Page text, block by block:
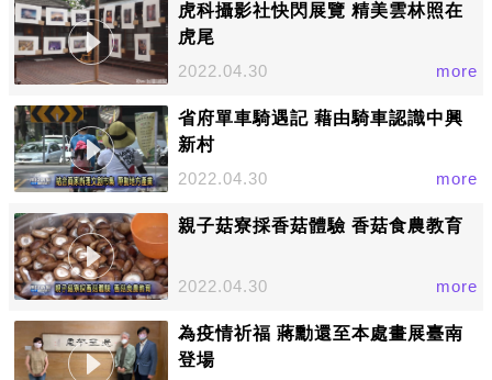
虎科攝影社快閃展覽 精美雲林照在
虎尾
2022.04.30
more
省府單車騎遇記 藉由騎車認識中興
新村
2022.04.30
more
親子菇寮採香菇體驗 香菇食農教育
2022.04.30 more
為疫情祈福 蔣勳還至本處畫展臺南
登場